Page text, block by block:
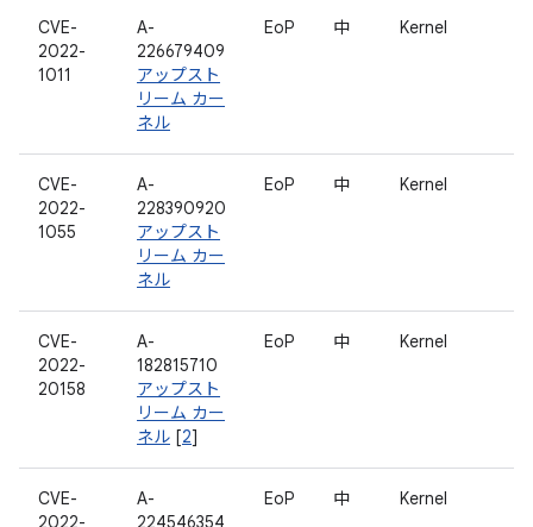
CVE-
2022-
1011
A-
226679409
アップスト
リーム カー
ネル
EoP 中 Kernel
CVE-
2022-
1055
A-
228390920
アップスト
リーム カー
ネル
EoP 中 Kernel
CVE-
2022-
20158
A-
182815710
アップスト
リーム カー
ネル [2]
EoP 中 Kernel
CVE-
2022-
A-
224546354
EoP 中 Kernel